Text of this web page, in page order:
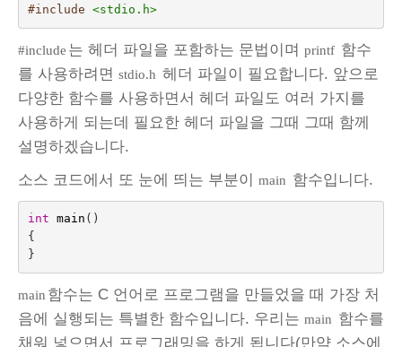
#include <stdio.h>
#include 는 헤더 파일을 포함하는 문법이며 printf 함수
를 사용하려면 stdio.h 헤더 파일이 필요합니다. 앞으로
다양한 함수를 사용하면서 헤더 파일도 여러 가지를
사용하게 되는데 필요한 헤더 파일을 그때 그때 함께
설명하겠습니다.
소스 코드에서 또 눈에 띄는 부분이 main 함수입니다.
int main ()
{
}
main 함수는 C 언어로 프로그램을 만들었을 때 가장 처
음에 실행되는 특별한 함수입니다. 우리는 main 함수를
채워 넣으면서 프로그래밍을 하게 됩니다(만약 소스에